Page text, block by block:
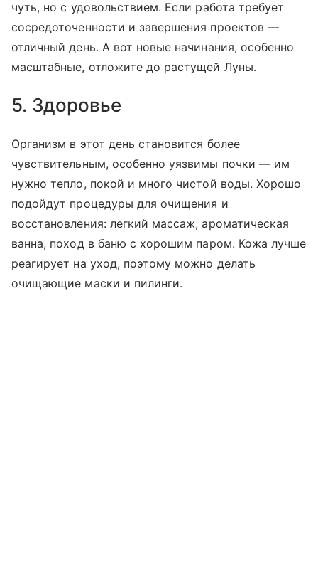
чуть, но с удовольствием. Если работа требует
сосредоточенности и завершения проектов —
отличный день. А вот новые начинания, особенно
масштабные, отложите до растущей Луны.
5. Здоровье
Организм в этот день становится более
чувствительным, особенно уязвимы почки — им
нужно тепло, покой и много чистой воды. Хорошо
подойдут процедуры для очищения и
восстановления: легкий массаж, ароматическая
ванна, поход в баню с хорошим паром. Кожа лучше
реагирует на уход, поэтому можно делать
очищающие маски и пилинги.